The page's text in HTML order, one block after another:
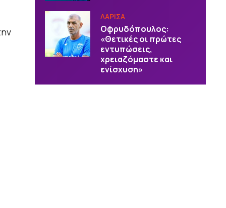
ΛΑΡΙΣΑ
Οφρυδόπουλος:
«Θετικές οι πρώτες
εντυπώσεις,
χρειαζόμαστε και
ενίσχυση»